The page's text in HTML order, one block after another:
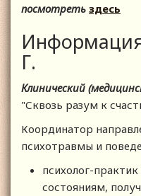
посмотреть здесь
Г.
Клинический
"Сквозь разум к
Координатор
психотравмы и
психолог-
состояниям,